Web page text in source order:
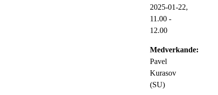
2025-01-22,
11.00 -
12.00
Medverkande:
Pavel
Kurasov
(SU)